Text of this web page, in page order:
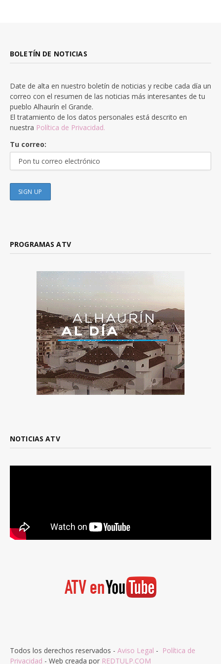
BOLETÍN DE NOTICIAS
Date de alta en nuestro boletín de noticias y recibe cada día un
correo con el resumen de las noticias más interesantes de tu
pueblo Alhaurín el Grande.
El tratamiento de los datos personales está descrito en
nuestra Política de Privacidad.
Tu correo:
PROGRAMAS ATV
NOTICIAS ATV
Todos los derechos reservados - Aviso Legal - Política de
Privacidad - Web creada por REDTULP.COM